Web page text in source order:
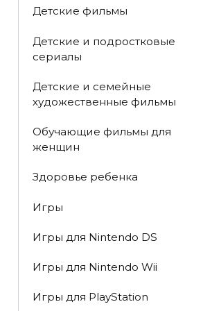
Детские фильмы
Детские и подростковые
сериалы
Детские и семейные
художественные фильмы
Обучающие фильмы для
женщин
Здоровье ребенка
Игры
Игры для Nintendo DS
Игры для Nintendo Wii
Игры для PlayStation